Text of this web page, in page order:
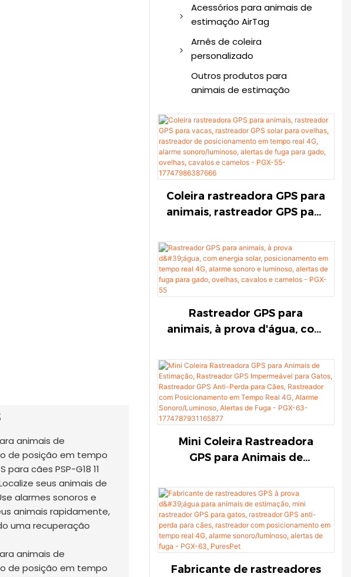
Monitor Inteligente de
Saúde para Animais de
Acessórios para animais de
estimação AirTag
Coleira de cachorro
AirTag
Coleira para gato AirTag
Coleira AirTag para
Suporte para cães
AirTag
AirTag para animais de
estimação
Arnês de coleira
personalizado
Coleira personalizada
para animais de
Arnês personalizado
para animais de
estimação
Trela ​​personalizada para
Outros produtos para
animais de estimação
Coleira rastreadora GPS para
animais, rastreador GPS para
para ovelhas, rastreador de
posicionamento em tempo
real 4G, alarme
fuga para gado, ovelhas,
cavalos e camelos - PGX-55-
17747986387666
Rastreador GPS para
animais, à prova d'água, com
posicionamento em tempo
real 4G, alarme sonoro e
luminoso, alertas de fuga
para gado, ovelhas, cavalos e
camelos - PGX-55
Mini Coleira Rastreadora
GPS para Animais de
Impermeável para Gatos,
Rastreador GPS Anti-Perda
para Cães, Rastreador com
Posicionamento em Tempo
Real 4G, Alarme
Sonoro/Luminoso, Alertas de
Fabricante de rastreadores
seus animais de
alarmes sonoros e
animais rapidamente,
uma recuperação